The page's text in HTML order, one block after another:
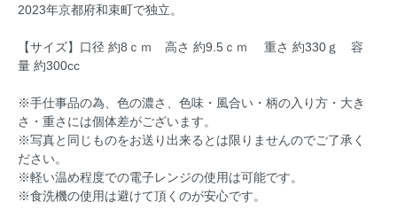
2023年京都府和束町で独立。
【サイズ】口径 約8ｃｍ 高さ 約9.5ｃｍ 重さ 約330ｇ 容
量 約300cc
※手仕事品の為、色の濃さ、色味・風合い・柄の入り方・大き
さ・重さには個体差がございます。
※写真と同じものをお送り出来るとは限りませんのでご了承く
ださい。
※軽い温め程度での電子レンジの使用は可能です。
※食洗機の使用は避けて頂くのが安心です。